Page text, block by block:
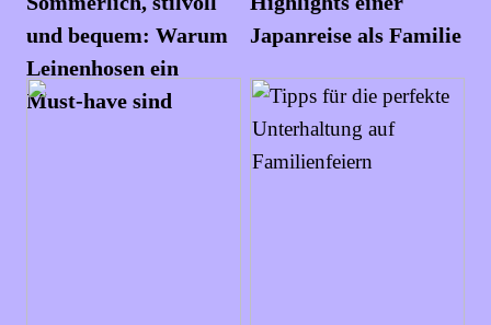
und bequem: Warum
Leinenhosen ein
Must-have sind
Japanreise als Familie